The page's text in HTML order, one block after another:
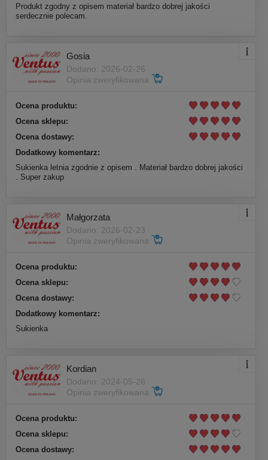
Produkt zgodny z opisem materiał bardzo dobrej jakości
serdecznie polecam.
Gosia
Dodano: 2026-02-26
Opinia zweryfikowana
Ocena produktu:
Ocena sklepu:
Ocena dostawy:
Dodatkowy komentarz:
Sukienka letnia zgodnie z opisem . Materiał bardzo dobrej jakości
. Super zakup
Małgorzata
Dodano: 2026-02-23
Opinia zweryfikowana
Ocena produktu:
Ocena sklepu:
Ocena dostawy:
Dodatkowy komentarz:
Sukienka
Kordian
Dodano: 2024-05-26
Opinia zweryfikowana
Ocena produktu:
Ocena sklepu:
Ocena dostawy: